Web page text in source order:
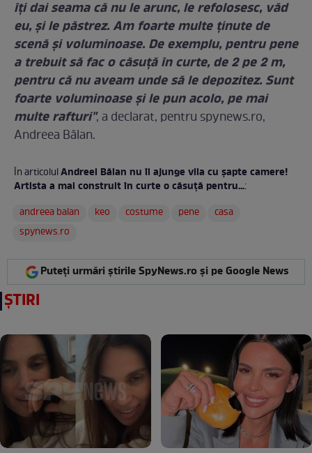
îţi dai seama că nu le arunc, le refolosesc, văd
eu, şi le păstrez. Am foarte multe ţinute de
scenă şi voluminoase. De exemplu, pentru pene
a trebuit să fac o căsuţă în curte, de 2 pe 2 m,
pentru că nu aveam unde să le depozitez. Sunt
foarte voluminoase şi le pun acolo, pe mai
multe rafturi", a declarat, pentru spynews.ro,
Andreea Bălan.
În articolulAndreei Bălan nu îi ajunge vila cu şapte camere!
Artista a mai construit în curte o căsuţă pentru...:
andreea balan
keo costume pene
casa
spynews.ro
Puteți urmări știrile SpyNews.ro și pe Google News
ȘTIRI